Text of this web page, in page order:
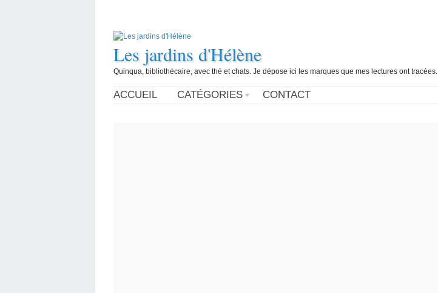
Les jardins d'Hélène
Quinqua, bibliothécaire, avec thé et chats. Je dépose ici les marques que mes lectures ont tracées.
ACCUEIL CATÉGORIES CONTACT